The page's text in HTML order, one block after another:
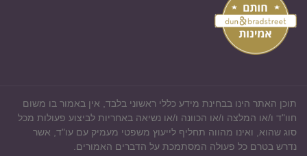
תוכן האתר הינו בבחינת מידע כללי ראשוני בלבד, אין באמור בו משום
חוו"ד ו/או המלצה ו/או הכוונה ו/או נשיאה באחריות לביצוע פעולות מכל
סוג שהוא, ואינו מהווה תחליף לייעוץ משפטי מעמיק עם עו"ד, אשר
נדרש בטרם כל פעולה המסתמכת על הדברים האמורים.